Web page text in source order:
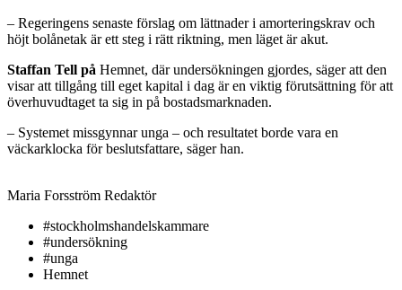
– Regeringens senaste förslag om lättnader i amorteringskrav och
höjt bolånetak är ett steg i rätt riktning, men läget är akut.
Staffan Tell på Hemnet, där undersökningen gjordes, säger att den
visar att tillgång till eget kapital i dag är en viktig förutsättning för att
överhuvudtaget ta sig in på bostadsmarknaden.
– Systemet missgynnar unga – och resultatet borde vara en
väckarklocka för beslutsfattare, säger han.
Maria Forsström Redaktör
#stockholmshandelskammare
#undersökning
#unga
Hemnet